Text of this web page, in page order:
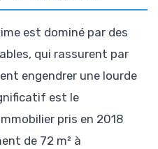
est dominé par des
qui rassurent par
engendrer une lourde
est le
pris en 2018
de 72 m² à